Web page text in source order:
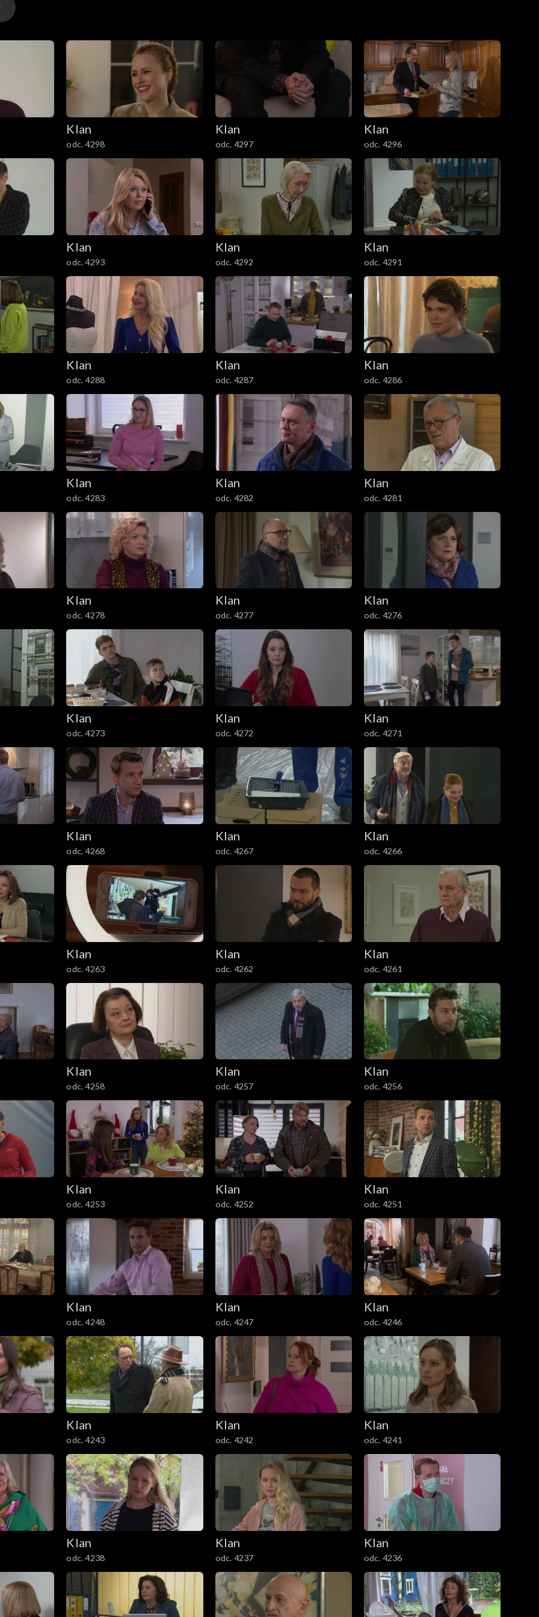
odwołuje transport.
Klan
odc. 4298
Klan
odc. 4297
Klan
odc. 4296
Klan
odc. 4293
Klan
odc. 4292
Klan
odc. 4291
Klan
odc. 4288
Klan
odc. 4287
Klan
odc. 4286
Klan
odc. 4283
Klan
odc. 4282
Klan
odc. 4281
Klan
odc. 4278
Klan
odc. 4277
Klan
odc. 4276
Klan
odc. 4273
Klan
odc. 4272
Klan
odc. 4271
Klan
odc. 4268
Klan
odc. 4267
Klan
odc. 4266
Klan
odc. 4263
Klan
odc. 4262
Klan
odc. 4261
Klan
odc. 4258
Klan
odc. 4257
Klan
odc. 4256
Klan
odc. 4253
Klan
odc. 4252
Klan
odc. 4251
Klan
odc. 4248
Klan
odc. 4247
Klan
odc. 4246
Klan
odc. 4243
Klan
odc. 4242
Klan
odc. 4241
Klan
odc. 4238
Klan
odc. 4237
Klan
odc. 4236